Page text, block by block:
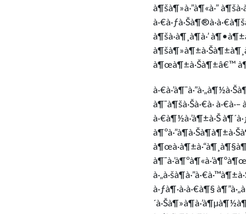
à¶šà¶»à·”à¶«à·”
à¶šà·à¶¸à¶­à·’
à¶œà¶±à·Šà¶±â€™
à¶¯à¶šà·Šà·€à·
à·€à¶½à·’à¶±à·Š
à·ƒà¶·à·à·€à¶§